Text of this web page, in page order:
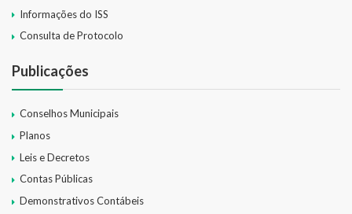
Informações do ISS
Consulta de Protocolo
Publicações
Conselhos Municipais
Planos
Leis e Decretos
Contas Públicas
Demonstrativos Contábeis